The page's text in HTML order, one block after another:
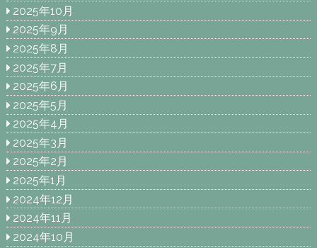
2025年10月
2025年9月
2025年8月
2025年7月
2025年6月
2025年5月
2025年4月
2025年3月
2025年2月
2025年1月
2024年12月
2024年11月
2024年10月